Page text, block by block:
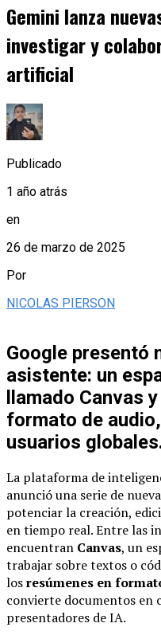
Gemini lanza
investigar y
artificial
Publicado
1 año atrás
en
26 de marzo de 2025
Por
NICOLAS PIERSON
Google presentó
asistente: un
llamado Canvas
formato de
usuarios
La plataforma de
anunció una serie de
potenciar la creación,
en tiempo real. Entre las
encuentran Canvas, un
trabajar sobre textos o
losresúmenes en
convierte documentos en
presentadores de IA.